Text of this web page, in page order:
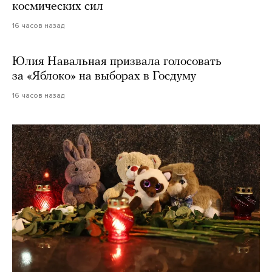
космических сил
16 часов назад
Юлия Навальная призвала голосовать
за «Яблоко» на выборах в Госдуму
16 часов назад